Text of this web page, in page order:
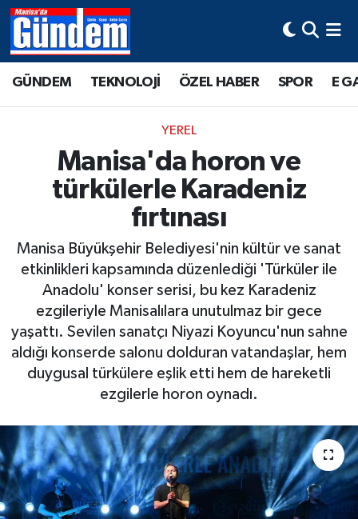
GÜNDEM TEKNOLOJİ ÖZEL HABER SPOR E
YEREL
Manisa'da horon ve
türkülerle Karadeniz
fırtınası
Manisa Büyükşehir Belediyesi'nin kültür ve sanat
etkinlikleri kapsamında düzenlediği 'Türküler ile
Anadolu' konser serisi, bu kez Karadeniz
ezgileriyle Manisalılara unutulmaz bir gece
yaşattı. Sevilen sanatçı Niyazi Koyuncu'nun sahne
aldığı konserde salonu dolduran vatandaşlar, hem
duygusal türkülere eşlik etti hem de hareketli
ezgilerle horon oynadı.
Manisa Hava Durumu
Tüm Manşetler
Son Dakika Haberleri
Haber Arşivi